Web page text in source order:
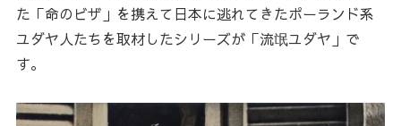
た「命のビザ」を携えて日本に逃れてきたポーランド系
ユダヤ人たちを取材したシリーズが「流氓ユダヤ」で
す。